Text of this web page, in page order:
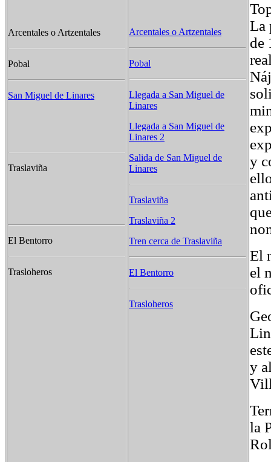
Arcentales o Artzentales
Pobal
San Miguel de Linares
Traslaviña
El Bentorro
Trasloheros
Arcentales o Artzentales
Pobal
Llegada a San Miguel de
Linares
Llegada a San Miguel de
Linares 2
Salida de San Miguel de
Linares
Traslaviña
Traslaviña 2
Tren cerca de Traslaviña
El Bentorro
Trasloheros
La
de
y
El
el
y
la